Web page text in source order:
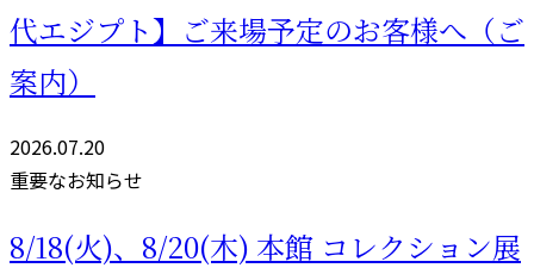
代エジプト】ご来場予定のお客様へ（ご
案内）
2026.07.20
重要なお知らせ
8/18(火)、8/20(木) 本館 コレクション展